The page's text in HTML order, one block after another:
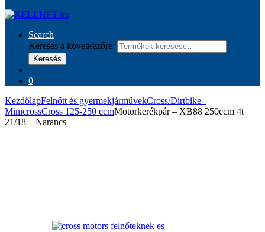
Search
Keresés a következőre:
Keresés
0
KezdőlapFelnőtt és gyermekjárművekCross/Dirtbike -
MinicrossCross 125-250 ccmMotorkerékpár – XB88 250ccm 4t
21/18 – Narancs